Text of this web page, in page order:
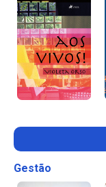
Gestão